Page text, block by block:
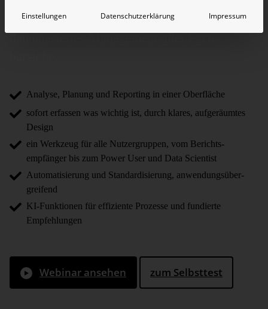
Intelligence-Softwarefür Controlling und
daten­basiertes Management aller Fach­
Analyse, Planung und Reporting in einer Oberfläche
sofort erfassen was wichtig ist, durch klares, aufgeräumtes
Design
ein Werkzeug für alle Nutzergruppen, vom Berichts­
empfänger bis zum Power User und Data Scientist
Automatisierung und Standardi­sierung, anwendungs­über­
greifend
KI-Funktionen für effiziente Prozesse und fundierte
Empfehlungen
Webinar ansehen zum Selbsttest
Einstellungen Datenschutzerklärung Impressum